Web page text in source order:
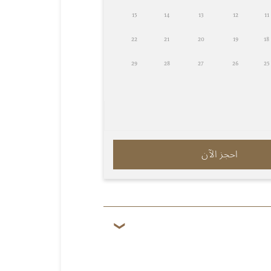
احجز الآن
11
12
13
14
15
18
19
20
21
22
25
26
27
28
29